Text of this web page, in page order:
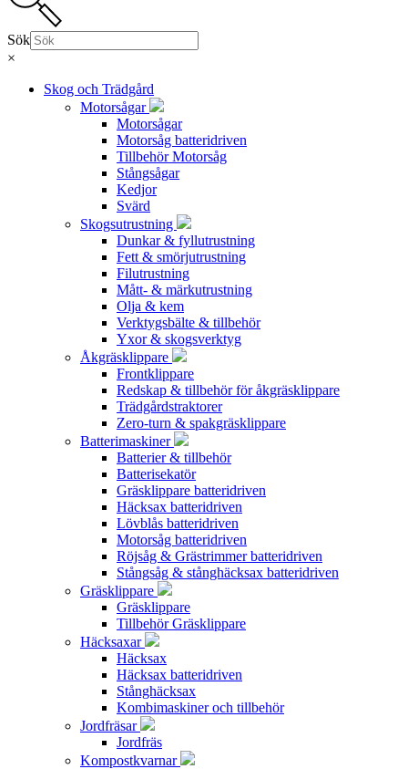
Sök
×
Skog och Trädgård
Motorsågar
Motorsågar
Motorsåg batteridriven
Tillbehör Motorsåg
Stångsågar
Kedjor
Svärd
Skogsutrustning
Dunkar & fyllutrustning
Fett & smörjutrustning
Filutrustning
Mått- & märkutrustning
Olja & kem
Verktygsbälte & tillbehör
Yxor & skogsverktyg
Åkgräsklippare
Frontklippare
Redskap & tillbehör för åkgräsklippare
Trädgårdstraktorer
Zero-turn & spakgräsklippare
Batterimaskiner
Batterier & tillbehör
Batterisekatör
Gräsklippare batteridriven
Häcksax batteridriven
Lövblås batteridriven
Motorsåg batteridriven
Röjsåg & Grästrimmer batteridriven
Stångsåg & stånghäcksax batteridriven
Gräsklippare
Gräsklippare
Tillbehör Gräsklippare
Häcksaxar
Häcksax
Häcksax batteridriven
Stånghäcksax
Kombimaskiner och tillbehör
Jordfräsar
Jordfräs
Kompostkvarnar